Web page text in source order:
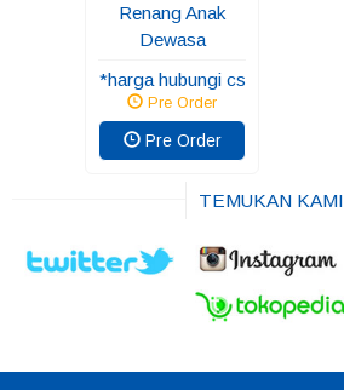
Renang Anak
Dewasa
*harga hubungi cs
Pre Order
Pre Order
TEMUKAN KAMI